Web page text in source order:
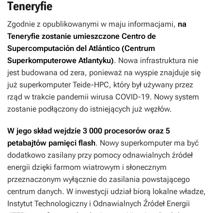
Teneryfie
Zgodnie z opublikowanymi w maju informacjami, na
Teneryfie zostanie umieszczone Centro de
Supercomputación del Atlántico (Centrum
Superkomputerowe Atlantyku). Nowa infrastruktura nie
jest budowana od zera, ponieważ na wyspie znajduje się
już superkomputer Teide-HPC, który był używany przez
rząd w trakcie pandemii wirusa COVID-19. Nowy system
zostanie podłączony do istniejących już węzłów.
W jego skład wejdzie 3 000 procesorów oraz 5
petabajtów pamięci flash. Nowy superkomputer ma być
dodatkowo zasilany przy pomocy odnawialnych źródeł
energii dzięki farmom wiatrowym i słonecznym
przeznaczonym wyłącznie do zasilania powstającego
centrum danych. W inwestycji udział biorą lokalne władze,
Instytut Technologiczny i Odnawialnych Źródeł Energii